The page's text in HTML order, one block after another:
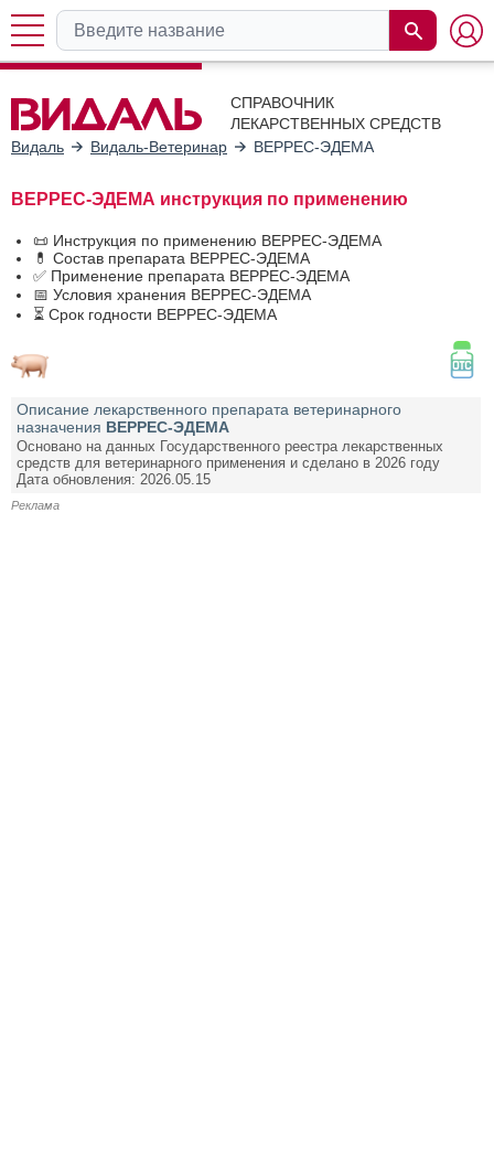
СПРАВОЧНИК
ЛЕКАРСТВЕННЫХ СРЕДСТВ
Видаль
Видаль-Ветеринар ВЕРРЕС-ЭДЕМА
ВЕРРЕС-ЭДЕМА инструкция по применению
📜 Инструкция по применению ВЕРРЕС-ЭДЕМА
💊 Состав препарата ВЕРРЕС-ЭДЕМА
✅ Применение препарата ВЕРРЕС-ЭДЕМА
📅 Условия хранения ВЕРРЕС-ЭДЕМА
⏳ Срок годности ВЕРРЕС-ЭДЕМА
Описание лекарственного препарата ветеринарного
назначения ВЕРРЕС-ЭДЕМА
Основано на данных Государственного реестра лекарственных
средств для ветеринарного применения и сделано в 2026 году
Дата обновления: 2026.05.15
Реклама